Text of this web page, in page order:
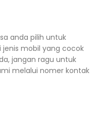
anda pilih untuk
mobil yang cocok
jangan ragu untuk
melalui nomer kontak